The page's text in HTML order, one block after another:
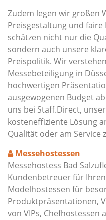
Zudem legen wir großen
Preisgestaltung und
schätzen nicht nur die
sondern auch unsere
Preispolitik. Wir
Messebeteiligung in
hochwertigen
ausgewogenen Budget
uns bei Staff.Direct,
kosteneffiziente Lösung
Qualität oder am Service
Messehostessen
Messehostess Bad
Kundenbetreuer für
Modelhostessen für
Produktpräsentationen,
von VIPs, Chefhostessen